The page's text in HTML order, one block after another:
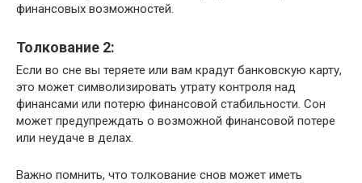
финансовых возможностей.
Толкование 2:
Если во сне вы теряете или вам крадут банковскую карту,
это может символизировать утрату контроля над
финансами или потерю финансовой стабильности. Сон
может предупреждать о возможной финансовой потере
или неудаче в делах.
Важно помнить, что толкование снов может иметь